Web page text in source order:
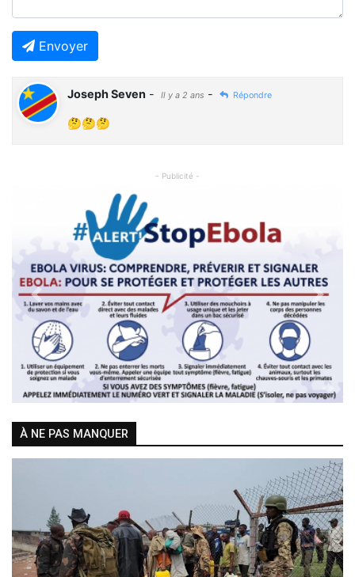
Envoyer
Joseph Seven - Il y a 2 ans - Répondre
🤔🤔🤔
- Publicité -
Previous Next
À NE PAS MANQUER